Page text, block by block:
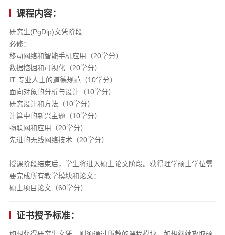
课程内容：
研究生(PgDip)文凭阶段
必修：
移动网络和智能手机应用（20学分）
数据挖掘和可视化（20学分）
IT 专业人士的道德规范（10学分）
面向对象的分析与设计（10学分）
研究设计和方法（10学分）
计算中的新兴主题（10学分）
物联网和应用（20学分）
先进的无线网络技术（20学分）
授课阶段结束后，学生将进入硕士论文阶段。获得理学硕士学位需
要完成所有教学模块和论文：
硕士项目论文（60学分）
证书授予标准：